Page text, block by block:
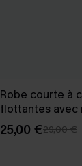
Robe courte à
flottantes avec
25,00 €29,00 €